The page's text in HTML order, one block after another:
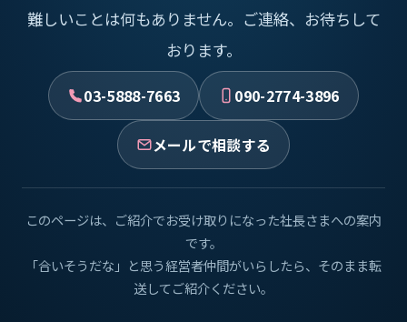
難しいことは何もありません。ご連絡、お待ちして
おります。
03-5888-7663 090-2774-3896
メールで相談する
このページは、ご紹介でお受け取りになった社長さまへの案内
です。
「合いそうだな」と思う経営者仲間がいらしたら、そのまま転
送してご紹介ください。